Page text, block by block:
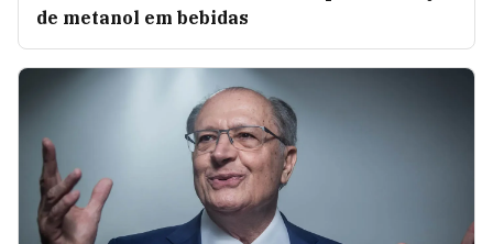
de metanol em bebidas